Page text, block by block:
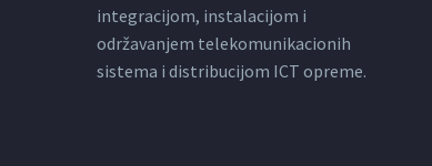
integracijom, instalacijom i
održavanjem telekomunikacionih
sistema i distribucijom ICT opreme.